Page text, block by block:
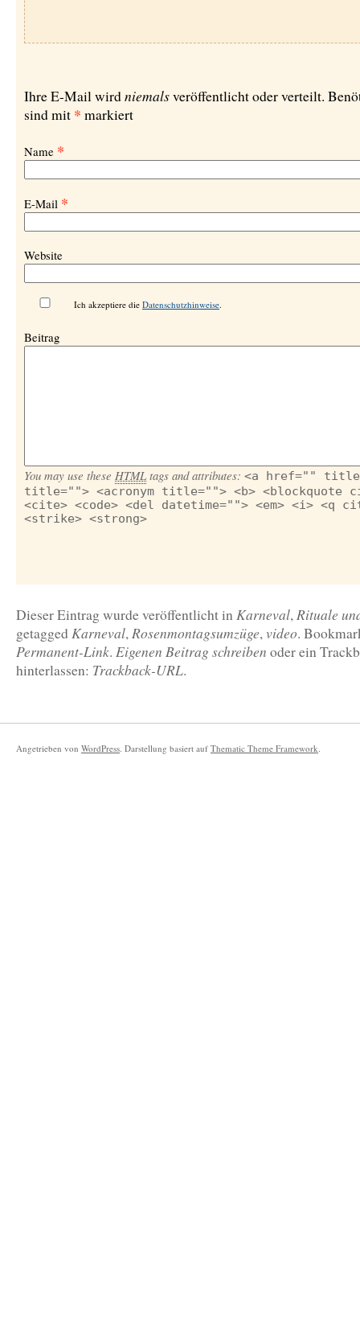
Ihre E-Mail wirdniemalsveröffentlicht oder verteilt.
sind mit * markiert
Name *
E-Mail *
Website
Ich akzeptiere die Datenschutzhinweise.
Beitrag
You may use these HTML tags and attributes: <a href=""
title=""> <acronym title=""> <b> <blockquote
<cite> <code> <del datetime=""> <em> <i> <q
<strike> <strong>
Dieser Eintrag wurde veröffentlicht inKarneval,Rituale
getagged Karneval,Rosenmontagsumzüge,video.
Permanent-Link. Eigenen Beitrag schreiben oder ein
hinterlassen: Trackback-URL.
Angetrieben von WordPress. Darstellung basiert auf Thematic Theme Framework.